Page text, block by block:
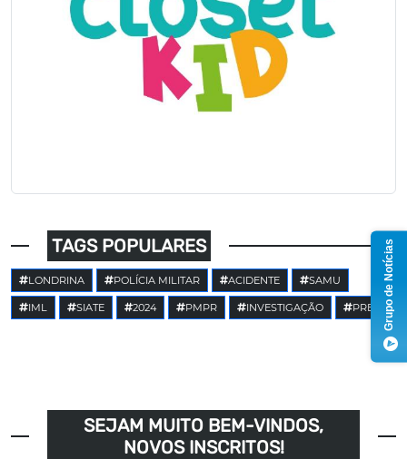
TAGS POPULARES
LONDRINA POLÍCIA MILITAR ACIDENTE SAMU
IML SIATE 2024 PMPR INVESTIGAÇÃO PRE
SEJAM MUITO BEM-VINDOS,
NOVOS INSCRITOS!
Grupo de Notícias